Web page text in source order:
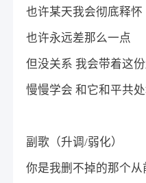
也许某天我会彻底释怀
也许永远差那么一点
但没关系 我会带着这
慢慢学会 和它和平共
副歌（升调/弱化）
你是我删不掉的那个从